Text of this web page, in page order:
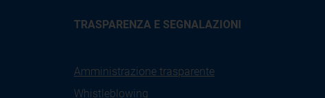
TRASPARENZA E SEGNALAZIONI
Amministrazione trasparente
Whistleblowing